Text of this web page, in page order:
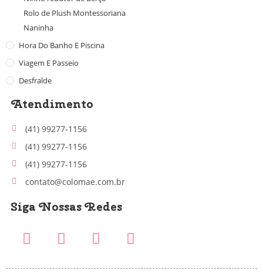
Rolo de Plush Montessoriana
Naninha
Hora Do Banho E Piscina
Viagem E Passeio
Desfralde
Atendimento
(41) 99277-1156
(41) 99277-1156
(41) 99277-1156
contato@colomae.com.br
Siga Nossas Redes